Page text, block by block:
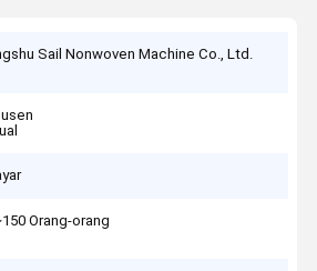
Sail Nonwoven Machine Co., Ltd.
Orang-orang